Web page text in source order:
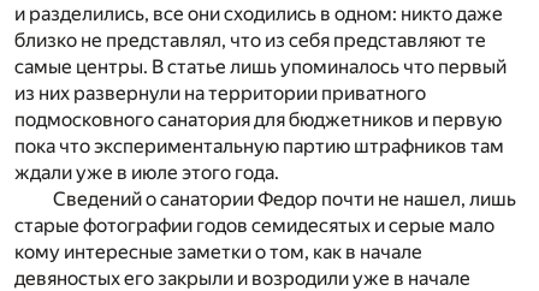
и разделились, все они сходились в одном: никто даже
близко не представлял, что из себя представляют те
самые центры. В статье лишь упоминалось что первый
из них развернули на территории приватного
подмосковного санатория для бюджетников и первую
пока что экспериментальную партию штрафников там
ждали уже в июле этого года.
Сведений о санатории Федор почти не нашел, лишь
старые фотографии годов семидесятых и серые мало
кому интересные заметки о том, как в начале
девяностых его закрыли и возродили уже в начале